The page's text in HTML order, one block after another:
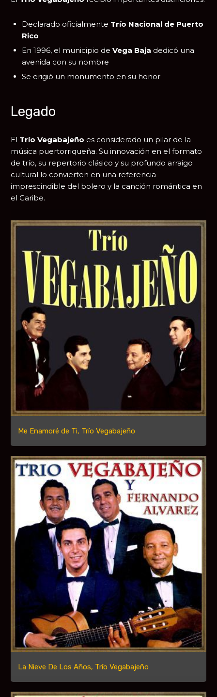
Declarado oficialmente Trío Nacional de Puerto
Rico
En 1996, el municipio deVega Baja dedicó una
avenida con su nombre
Se erigió un monumento en su honor
Legado
El Trío Vegabajeño es considerado un pilar de la
música puertorriqueña. Su innovación en el formato
de trío, su repertorio clásico y su profundo arraigo
cultural lo convierten en una referencia
imprescindible del bolero y la canción romántica en
el Caribe.
Me Enamoré de Ti, Trío Vegabajeño
La Nieve De Los Años, Trío Vegabajeño